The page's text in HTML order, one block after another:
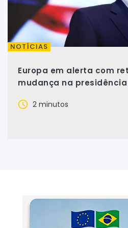
NOTÍCIAS
Europa em alerta com
mudança na presidência
2 minutos